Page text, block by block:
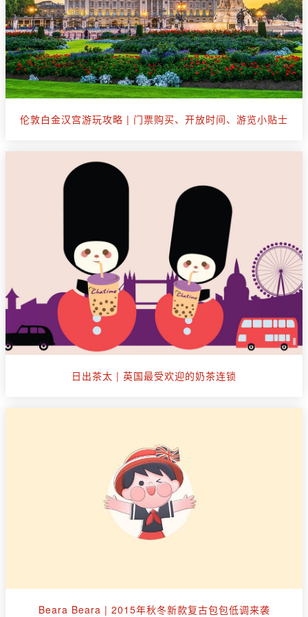
伦敦白金汉宫游玩攻略 | 门票购买、开放时间、游览小贴士
日出茶太 | 英国最受欢迎的奶茶连锁
Beara Beara | 2015年秋冬新款复古包包低调来袭